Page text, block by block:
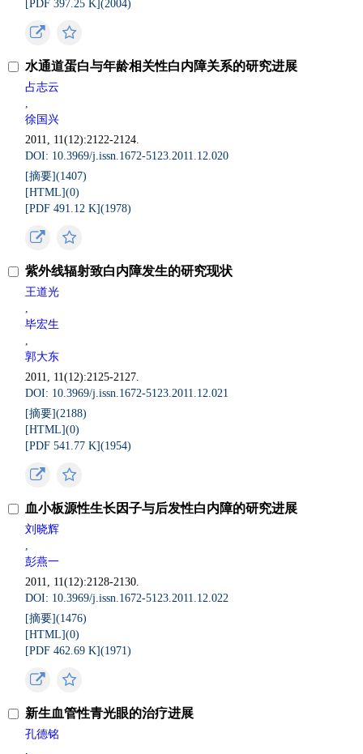
[PDF 397.25 K](2004)
水通道蛋白与年龄相关性白内障关系的研究进展
占志云
,
徐国兴
2011, 11(12):2122-2124.
DOI: 10.3969/j.issn.1672-5123.2011.12.020
[摘要](1407)
[HTML](0)
[PDF 491.12 K](1978)
紫外线辐射致白内障发生的研究现状
王道光
,
毕宏生
,
郭大东
2011, 11(12):2125-2127.
DOI: 10.3969/j.issn.1672-5123.2011.12.021
[摘要](2188)
[HTML](0)
[PDF 541.77 K](1954)
血小板源性生长因子与后发性白内障的研究进展
刘晓辉
,
彭燕一
2011, 11(12):2128-2130.
DOI: 10.3969/j.issn.1672-5123.2011.12.022
[摘要](1476)
[HTML](0)
[PDF 462.69 K](1971)
新生血管性青光眼的治疗进展
孔德铭
,